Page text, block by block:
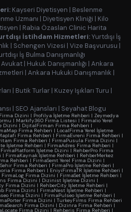
Kayseri Diyetisyen | Beslenme
Uzmanı | Diyetisyen Kliniği | Kilo
| Rabia Özaslan Clinic Harita
İstihdam Hizmetleri:Yurtdışı İş
| Schengen Vizesi | Vize Başvurusu |
İş Bulma Danışmanlığı
| Hukuk Danışmanlığı | Ankara
| Ankara Hukuki Danışmanlık |
| Butik Turlar | Kuzey Işıkları Turu |
| SEO Ajansları | Seyahat Blogu
Dizini | Profilya İşletme Rehberi | Zeymedya
| Markify360 Firma Listesi | Firmalio Yerel
Dizini | DijitalFirman Firma Rehberi |
Firma Rehberi | LocalFirma Yerel İşletme
Firma Rehberi | FirmaEvreni Firma Rehberi |
Firma Rehberi | FirmaPusula Firma Dizini |
İşletme Rehberi | FirmaAdres Firma Rehberi |
FirmaPlatform İşletme Dizini | RehberPro Firma
| FirmaKaynak İşletme Rehberi | RehberMerkez
Rehberi | FirmaSemt Yerel Firma Dizini |
Firma Rehberi | FirmaPro İşletme Rehberi |
Firma Rehberi | EniyiFirmaTR İşletme Rehberi |
FirmaLog Firma Dizini |FirmaSet İşletme Rehberi |
Firma Dizini | Dizinist İşletme Dizini |
Firma Dizini | RehberCity İşletme Rehberi |
Firma Dizini | FirmaNest İşletme Rehberi |
Firma Dizini | FirmaPulseo İşletme Rehberi |
Firma Dizini | TurkeyFirms Firma Rehberi
Firma Dizini | Dizinra Firma Rehberi |
Firma Dizini | Rehberis Firma Rehberi |